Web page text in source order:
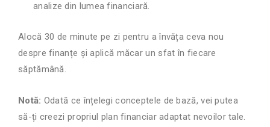
analize din lumea financiară.
Alocă 30 de minute pe zi pentru a învăța ceva nou
despre finanțe și aplică măcar un sfat în fiecare
săptămână.
Notă: Odată ce înțelegi conceptele de bază, vei putea
să-ți creezi propriul plan financiar adaptat nevoilor tale.